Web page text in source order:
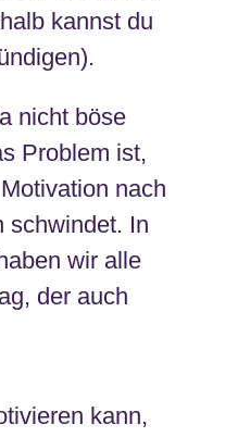
kannst du
nicht böse
Problem ist,
nach
schwindet. In
wir alle
der auch
kann,